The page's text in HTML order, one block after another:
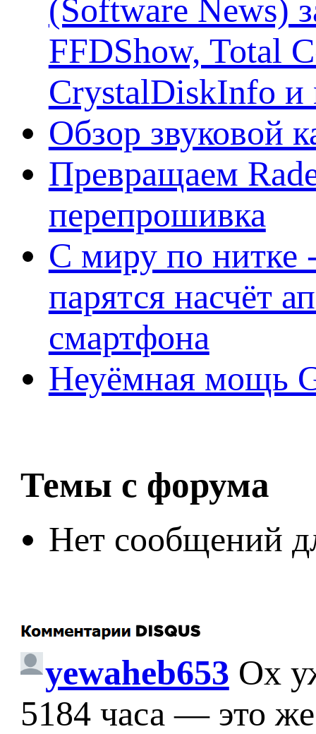
(Software News)
FFDShow, Total
CrystalDiskInfo и
Обзор звуковой
Превращаем
перепрошивка
С миру по нитке
парятся насчёт
смартфона
Неуёмная мощь
Темы с форума
Нет сообщений
yewaheb653 Ох
5184 часа — это